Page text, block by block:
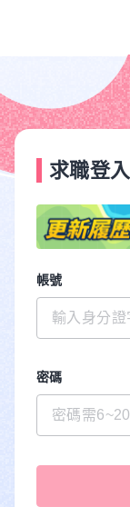
求職登入
帳號
密碼